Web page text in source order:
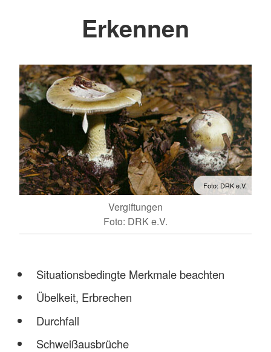
Erkennen
Foto: DRK e.V.
Vergiftungen
Foto: DRK e.V.
Situationsbedingte Merkmale beachten
Übelkeit, Erbrechen
Durchfall
Schweißausbrüche